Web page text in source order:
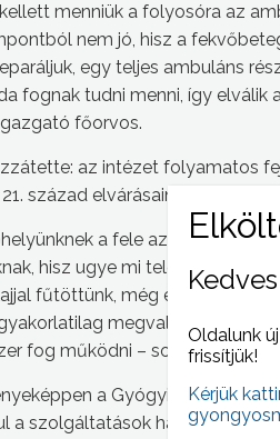
menniük a folyosóra az
nem jó, hisz a
egy teljes ambuláns
fognak tudni menni, így
főorvos.
az intézet folyamatos
század elvárásainak
a fele az már egy
hisz ugye mi telephely
fűtöttünk, még ebben az
megvalósul az,
fog működni – sorolta.
a Gyógyintézetben
a szolgáltatások
Oldalunk
frissítjük!
Kérjük